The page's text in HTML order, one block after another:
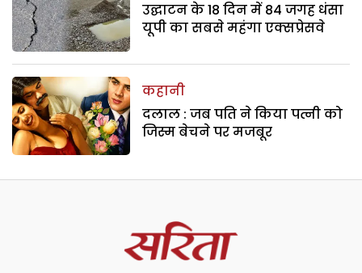
उद्घाटन के 18 दिन में 84 जगह धंसा
यूपी का सबसे महंगा एक्सप्रेसवे
कहानी
दलाल : जब पति ने किया पत्नी को
जिस्म बेचने पर मजबूर